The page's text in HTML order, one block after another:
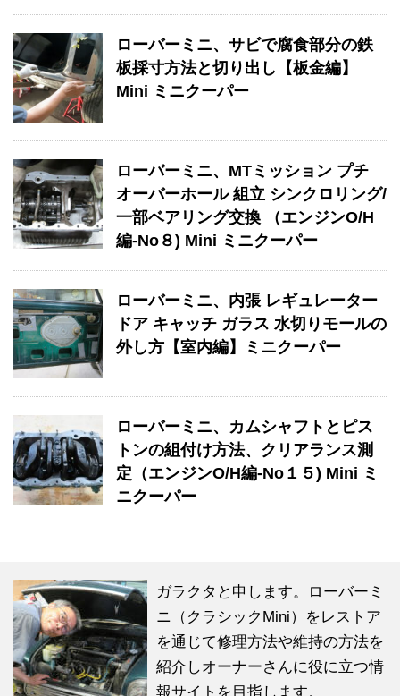
ローバーミニ、サビで腐食部分の鉄
板採寸方法と切り出し【板金編】
Mini ミニクーパー
ローバーミニ、MTミッション プチ
オーバーホール 組立 シンクロリング/
一部ベアリング交換 （エンジンO/H
編-No８) Mini ミニクーパー
ローバーミニ、内張 レギュレーター
ドア キャッチ ガラス 水切りモールの
外し方【室内編】ミニクーパー
ローバーミニ、カムシャフトとピス
トンの組付け方法、クリアランス測
定（エンジンO/H編-No１５) Mini ミ
ニクーパー
ガラクタと申します。ローバーミ
ニ（クラシックMini）をレストア
を通じて修理方法や維持の方法を
紹介しオーナーさんに役に立つ情
報サイトを目指します。